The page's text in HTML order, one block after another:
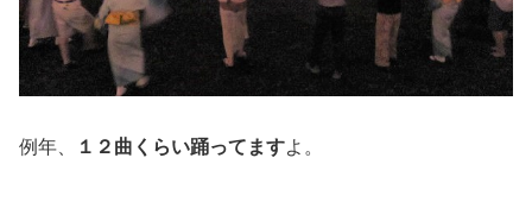
例年、 １２曲くらい踊ってますよ。